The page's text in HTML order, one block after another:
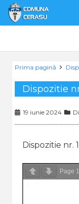
Prima pagină
Dispozitie
19 iunie 2024
Dispozitie nr.
Page 1